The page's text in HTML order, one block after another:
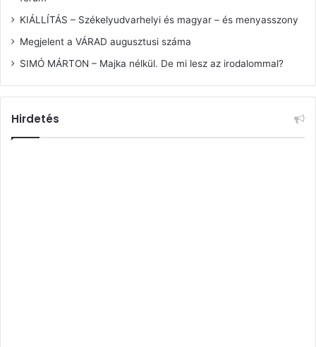
KIÁLLÍTÁS – Székelyudvarhelyi és magyar – és menyasszony
Megjelent a VÁRAD augusztusi száma
SIMÓ MÁRTON – Majka nélkül. De mi lesz az irodalommal?
Hirdetés